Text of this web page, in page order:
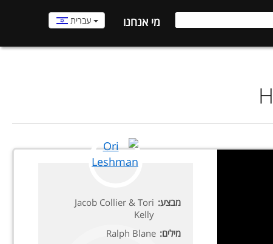
מי אנחנו עברית
מבצע: Jacob Collier & Tori
Kelly
מילים: Ralph Blane